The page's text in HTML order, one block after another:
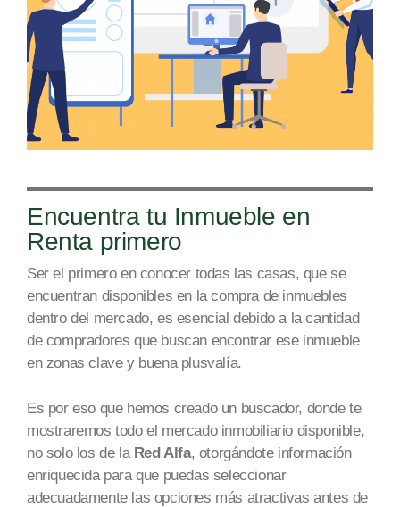
Encuentra tu Inmueble en
Renta primero
Ser el primero en conocer todas las casas, que se
encuentran disponibles en la compra de inmuebles
dentro del mercado, es esencial debido a la cantidad
de compradores que buscan encontrar ese inmueble
enzonas clave y buena plusvalía.
Es por eso que hemos creado un buscador, donde te
mostraremos todo el mercado inmobiliario disponible,
no solo los de la Red Alfa, otorgándote información
enriquecida para que puedas seleccionar
adecuadamente las opciones más atractivas antes de